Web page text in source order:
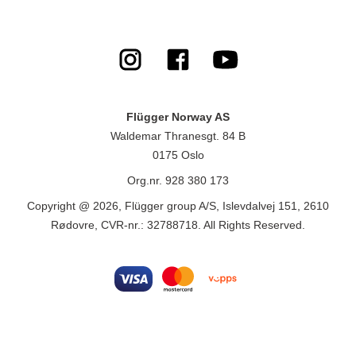
Flügger Norway AS
Waldemar Thranesgt. 84 B
0175 Oslo
Org.nr. 928 380 173
Copyright @ 2026, Flügger group A/S, Islevdalvej 151, 2610
Rødovre, CVR-nr.: 32788718. All Rights Reserved.